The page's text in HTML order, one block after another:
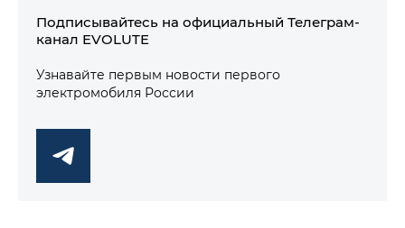
Подписывайтесь на официальный Телеграм-
канал EVOLUTE
Узнавайте первым новости первого
электромобиля России